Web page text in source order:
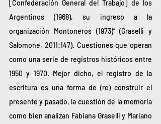
[Confederación General del Trabajo] de los
Argentinos (1968), su ingreso a la
organización Montoneros (1973)” (Graselli y
Salomone, 2011:147). Cuestiones que operan
como una serie de registros históricos entre
1950 y 1970. Mejor dicho, el registro de la
escritura es una forma de (re) construir el
presente y pasado, la cuestión de la memoria
como bien analizan Fabiana Graselli y Mariano